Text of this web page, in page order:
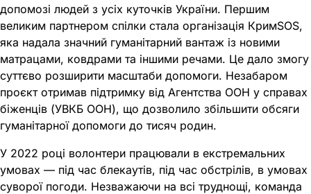
допомозі людей з усіх куточків України. Першим
великим партнером спілки стала організація КримSOS,
яка надала значний гуманітарний вантаж із новими
матрацами, ковдрами та іншими речами. Це дало змогу
суттєво розширити масштаби допомоги. Незабаром
проєкт отримав підтримку від Агентства ООН у справах
біженців (УВКБ ООН), що дозволило збільшити обсяги
гуманітарної допомоги до тисяч родин.
У 2022 році волонтери працювали в екстремальних
умовах — під час блекаутів, під час обстрілів, в умовах
суворої погоди. Незважаючи на всі труднощі, команда